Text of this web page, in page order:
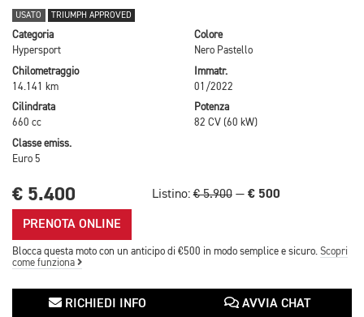
USATO TRIUMPH APPROVED
Categoria
Hypersport
Colore
Nero Pastello
Chilometraggio
14.141 km
Immatr.
01/2022
Cilindrata
660 cc
Potenza
82 CV (60 kW)
Classe emiss.
Euro 5
€ 5.400 Listino:€ 5.900 — € 500
PRENOTA ONLINE
Blocca questa moto con un anticipo di €500 in modo semplice e sicuro. Scopri
come funziona
RICHIEDI INFO AVVIA CHAT